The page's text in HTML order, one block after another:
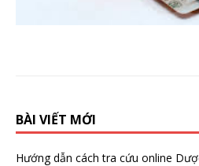
BÀI VIẾT MỚI
Hướng dẫn cách tra cứu online